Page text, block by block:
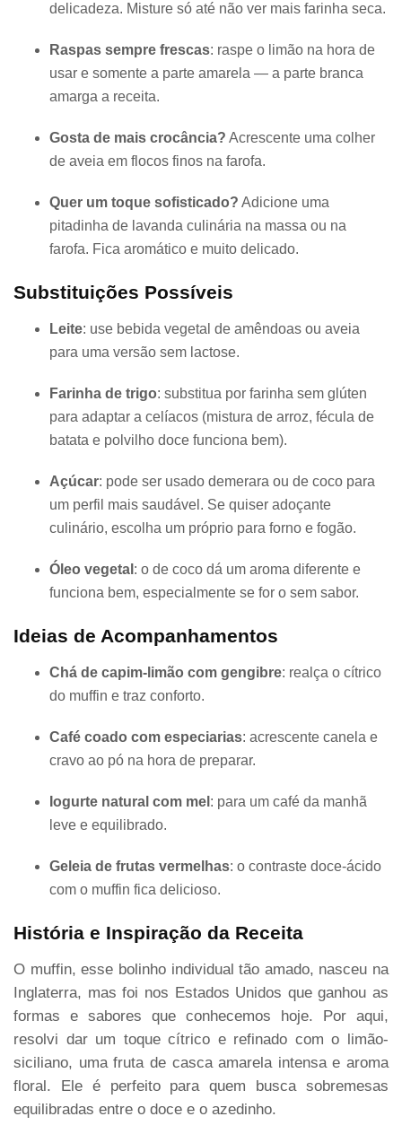
delicadeza. Misture só até não ver mais farinha seca.
Raspas sempre frescas: raspe o limão na hora de
usar e somente a parte amarela — a parte branca
amarga a receita.
Gosta de mais crocância? Acrescente uma colher
de aveia em flocos finos na farofa.
Quer um toque sofisticado? Adicione uma
pitadinha de lavanda culinária na massa ou na
farofa. Fica aromático e muito delicado.
Substituições Possíveis
Leite: use bebida vegetal de amêndoas ou aveia
para uma versão sem lactose.
Farinha de trigo: substitua por farinha sem glúten
para adaptar a celíacos (mistura de arroz, fécula de
batata e polvilho doce funciona bem).
Açúcar: pode ser usado demerara ou de coco para
um perfil mais saudável. Se quiser adoçante
culinário, escolha um próprio para forno e fogão.
Óleo vegetal : o de coco dá um aroma diferente e
funciona bem, especialmente se for o sem sabor.
Ideias de Acompanhamentos
Chá de capim-limão com gengibre: realça o cítrico
do muffin e traz conforto.
Café coado com especiarias: acrescente canela e
cravo ao pó na hora de preparar.
Iogurte natural com mel : para um café da manhã
leve e equilibrado.
Geleia de frutas vermelhas: o contraste doce-ácido
com o muffin fica delicioso.
História e Inspiração da Receita
O muffin, esse bolinho individual tão amado, nasceu na
Inglaterra, mas foi nos Estados Unidos que ganhou as
formas e sabores que conhecemos hoje. Por aqui,
resolvi dar um toque cítrico e refinado com o limão-
siciliano, uma fruta de casca amarela intensa e aroma
floral. Ele é perfeito para quem busca sobremesas
equilibradas entre o doce e o azedinho.